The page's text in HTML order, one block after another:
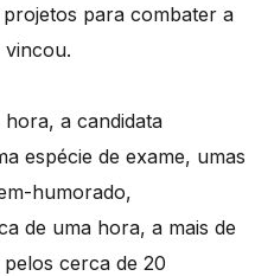
para combater a
vincou.
a candidata
espécie de exame, umas
humorado,
de uma hora, a mais de
cerca de 20